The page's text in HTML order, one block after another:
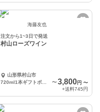
海藤友也
注文から1~3日で発送
村山ローズワイン
山形県村山市
720ml1本ギフトボックスセット
〜3,800円 〜
+送料745円